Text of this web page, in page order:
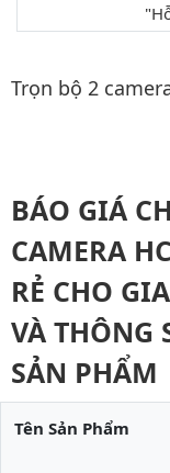
Trọn bộ 2
BÁO GIÁ
CAMERA
RẺ CHO
VÀ THÔNG
SẢN PHẨM
Tên Sản Phẩm